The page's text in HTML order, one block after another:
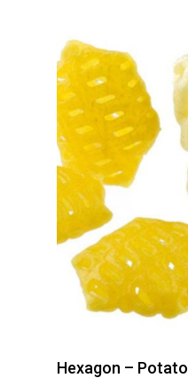
Hexagon – Potato